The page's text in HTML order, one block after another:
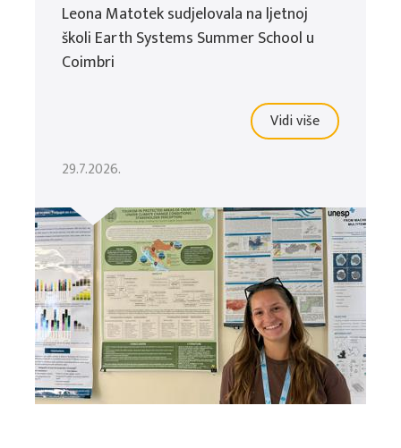
Leona Matotek sudjelovala na ljetnoj
školi Earth Systems Summer School u
Coimbri
Vidi više
29.7.2026.